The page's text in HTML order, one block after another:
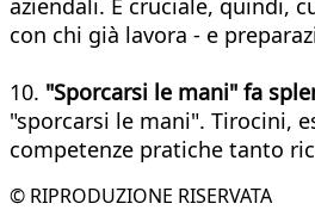
aziendali. È cruciale, quindi,
con chi già lavora - e
10. "Sporcarsi le mani" fa
"sporcarsi le mani". Tirocini,
competenze pratiche tanto
© RIPRODUZIONE RISERVATA